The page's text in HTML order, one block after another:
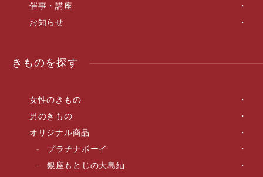
催事・講座
お知らせ
きものを探す
女性のきもの
男のきもの
オリジナル商品
プラチナボーイ
銀座もとじの大島紬